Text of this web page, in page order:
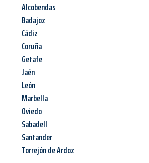
Alcobendas
Badajoz
Cádiz
Coruña
Getafe
Jaén
León
Marbella
Oviedo
Sabadell
Santander
Torrejón de Ardoz